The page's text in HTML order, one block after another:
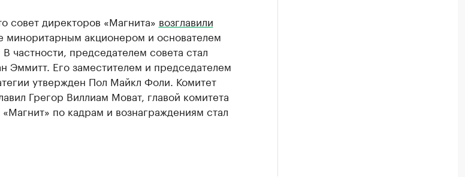
совет директоров «Магнита» возглавили
миноритарным акционером и основателем
частности, председателем совета стал
Эммитт. Его заместителем и председателем
утвержден Пол Майкл Фоли. Комитет
Грегор Виллиам Моват, главой комитета
по кадрам и вознаграждениям стал